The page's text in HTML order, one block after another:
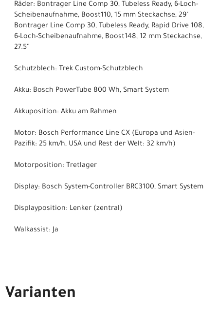
Räder: Bontrager Line Comp 30, Tubeless Ready, 6-Loch-
Scheibenaufnahme, Boost110, 15 mm Steckachse, 29"
Bontrager Line Comp 30, Tubeless Ready, Rapid Drive 108,
6-Loch-Scheibenaufnahme, Boost148, 12 mm Steckachse,
27.5"
Schutzblech: Trek Custom-Schutzblech
Akku: Bosch PowerTube 800 Wh, Smart System
Akkuposition: Akku am Rahmen
Motor: Bosch Performance Line CX (Europa und Asien-
Pazifik: 25 km/h, USA und Rest der Welt: 32 km/h)
Motorposition: Tretlager
Display: Bosch System-Controller BRC3100, Smart System
Displayposition: Lenker (zentral)
Walkassist: Ja
Varianten